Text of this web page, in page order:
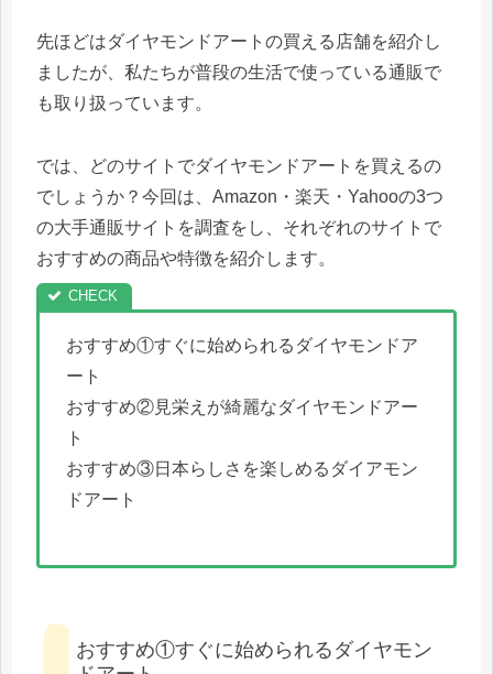
先ほどはダイヤモンドアートの買える店舗を紹介し
ましたが、私たちが普段の生活で使っている通販で
も取り扱っています。
では、どのサイトでダイヤモンドアートを買えるの
でしょうか？今回は、Amazon・楽天・Yahooの3つ
の大手通販サイトを調査をし、それぞれのサイトで
おすすめの商品や特徴を紹介します。
おすすめ①すぐに始められるダイヤモンドア
ート
おすすめ②見栄えが綺麗なダイヤモンドアー
ト
おすすめ③日本らしさを楽しめるダイアモン
ドアート
おすすめ①すぐに始められるダイヤモン